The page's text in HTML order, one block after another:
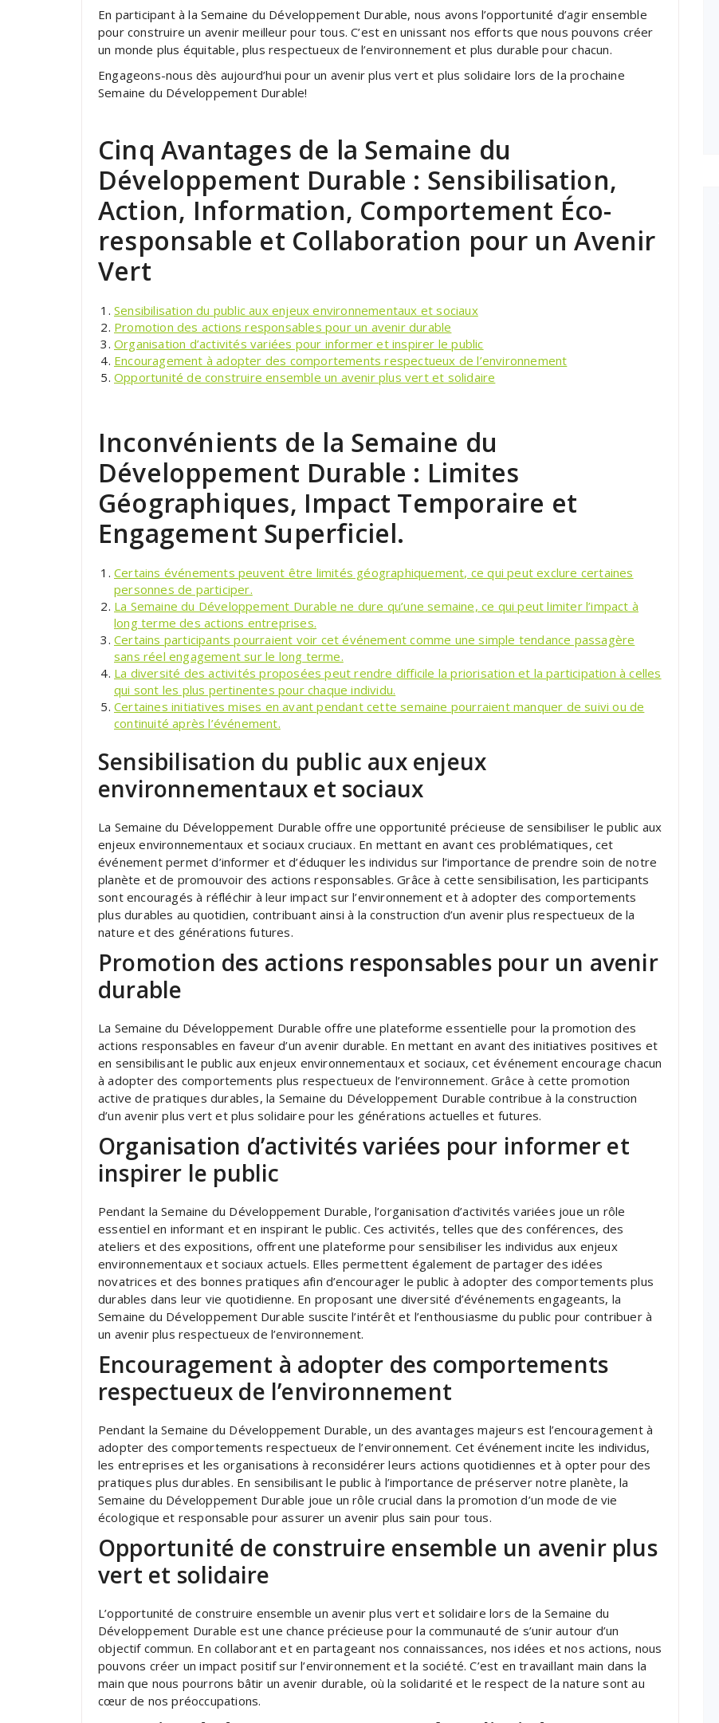
En participant à la Semaine du Développement Durable, nous avons l’opportunité d’agir ensemble
pour construire un avenir meilleur pour tous. C’est en unissant nos efforts que nous pouvons créer
un monde plus équitable, plus respectueux de l’environnement et plus durable pour chacun.
Engageons-nous dès aujourd’hui pour un avenir plus vert et plus solidaire lors de la prochaine
Semaine du Développement Durable!
Cinq Avantages de la Semaine du
Développement Durable : Sensibilisation,
Action, Information, Comportement Éco-
responsable et Collaboration pour un Avenir
Vert
Sensibilisation du public aux enjeux environnementaux et sociaux
Promotion des actions responsables pour un avenir durable
Organisation d’activités variées pour informer et inspirer le public
Encouragement à adopter des comportements respectueux de l’environnement
Opportunité de construire ensemble un avenir plus vert et solidaire
Inconvénients de la Semaine du
Développement Durable : Limites
Géographiques, Impact Temporaire et
Engagement Superficiel.
Certains événements peuvent être limités géographiquement, ce qui peut exclure certaines
personnes de participer.
La Semaine du Développement Durable ne dure qu’une semaine, ce qui peut limiter l’impact à
long terme des actions entreprises.
Certains participants pourraient voir cet événement comme une simple tendance passagère
sans réel engagement sur le long terme.
La diversité des activités proposées peut rendre difficile la priorisation et la participation à celles
qui sont les plus pertinentes pour chaque individu.
Certaines initiatives mises en avant pendant cette semaine pourraient manquer de suivi ou de
continuité après l’événement.
Sensibilisation du public aux enjeux
environnementaux et sociaux
La Semaine du Développement Durable offre une opportunité précieuse de sensibiliser le public aux
enjeux environnementaux et sociaux cruciaux. En mettant en avant ces problématiques, cet
événement permet d’informer et d’éduquer les individus sur l’importance de prendre soin de notre
planète et de promouvoir des actions responsables. Grâce à cette sensibilisation, les participants
sont encouragés à réfléchir à leur impact sur l’environnement et à adopter des comportements
plus durables au quotidien, contribuant ainsi à la construction d’un avenir plus respectueux de la
nature et des générations futures.
Promotion des actions responsables pour un avenir
durable
La Semaine du Développement Durable offre une plateforme essentielle pour la promotion des
actions responsables en faveur d’un avenir durable. En mettant en avant des initiatives positives et
en sensibilisant le public aux enjeux environnementaux et sociaux, cet événement encourage chacun
à adopter des comportements plus respectueux de l’environnement. Grâce à cette promotion
active de pratiques durables, la Semaine du Développement Durable contribue à la construction
d’un avenir plus vert et plus solidaire pour les générations actuelles et futures.
Organisation d’activités variées pour informer et
inspirer le public
Pendant la Semaine du Développement Durable, l’organisation d’activités variées joue un rôle
essentiel en informant et en inspirant le public. Ces activités, telles que des conférences, des
ateliers et des expositions, offrent une plateforme pour sensibiliser les individus aux enjeux
environnementaux et sociaux actuels. Elles permettent également de partager des idées
novatrices et des bonnes pratiques afin d’encourager le public à adopter des comportements plus
durables dans leur vie quotidienne. En proposant une diversité d’événements engageants, la
Semaine du Développement Durable suscite l’intérêt et l’enthousiasme du public pour contribuer à
un avenir plus respectueux de l’environnement.
Encouragement à adopter des comportements
respectueux de l’environnement
Pendant la Semaine du Développement Durable, un des avantages majeurs est l’encouragement à
adopter des comportements respectueux de l’environnement. Cet événement incite les individus,
les entreprises et les organisations à reconsidérer leurs actions quotidiennes et à opter pour des
pratiques plus durables. En sensibilisant le public à l’importance de préserver notre planète, la
Semaine du Développement Durable joue un rôle crucial dans la promotion d’un mode de vie
écologique et responsable pour assurer un avenir plus sain pour tous.
Opportunité de construire ensemble un avenir plus
vert et solidaire
L’opportunité de construire ensemble un avenir plus vert et solidaire lors de la Semaine du
Développement Durable est une chance précieuse pour la communauté de s’unir autour d’un
objectif commun. En collaborant et en partageant nos connaissances, nos idées et nos actions, nous
pouvons créer un impact positif sur l’environnement et la société. C’est en travaillant main dans la
main que nous pourrons bâtir un avenir durable, où la solidarité et le respect de la nature sont au
cœur de nos préoccupations.